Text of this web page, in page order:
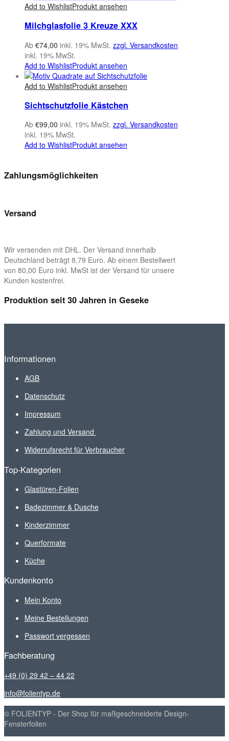
Add to WishlistProdukt ansehen
Milchglasfolie 3 Kreuze XXX
Ab €74,00 inkl. 19% MwSt. zzgl. Versandkosten
inkl. 19% MwSt.
Add to WishlistProdukt ansehen
Add to WishlistProdukt ansehen
Sichtschutzfolie Kästchen
Ab €99,00 inkl. 19% MwSt. zzgl. Versandkosten
inkl. 19% MwSt.
Add to WishlistProdukt ansehen
Zahlungsmöglichkeiten
Versand
Wir versenden mit DHL. Der Versand innerhalb
Deutschland beträgt 8,79 Euro. Ab einem Bestellwert
von 80,00 Euro inkl. MwSt ist der Versand für unsere
Kunden kostenfrei.
Produktion seit 30 Jahren in Geseke
Informationen
AGB
Datenschutz
Impressum
Zahlung und Versand
Widerrufsrecht für Verbraucher
Top-Kategorien
Glastüren-Folien
Badezimmer & Dusche
Kinderzimmer
Querformate
Küche
Kundenkonto
Mein Konto
Meine Bestellungen
Passwort vergessen
Fachberatung
+49 (0) 29 42 – 44 22
info@folientyp.de
© FOLIENTYP - Der Shop für maßgeschneiderte Design-
Fensterfolien